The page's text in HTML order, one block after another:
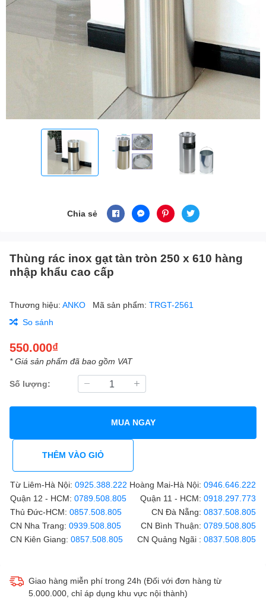
Chia sẻ
Thùng rác inox gạt tàn tròn 250 x 610 hàng
nhập khẩu cao cấp
Thương hiệu: ANKO Mã sản phẩm: TRGT-2561
So sánh
550.000₫
* Giá sản phẩm đã bao gồm VAT
Số lượng:
MUA NGAY
THÊM VÀO GIỎ
Từ Liêm-Hà Nội: 0925.388.222 Hoàng Mai-Hà Nội: 0946.646.222
Quận 12 - HCM: 0789.508.805 Quận 11 - HCM: 0918.297.773
Thủ Đức-HCM: 0857.508.805 CN Đà Nẵng: 0837.508.805
CN Nha Trang: 0939.508.805 CN Bình Thuận: 0789.508.805
CN Kiên Giang: 0857.508.805 CN Quảng Ngãi : 0837.508.805
Giao hàng miễn phí trong 24h (Đối với đơn hàng từ
5.000.000, chỉ áp dụng khu vực nội thành)